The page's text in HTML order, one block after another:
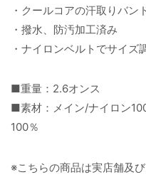
・クールコアの汗取りバン
・撥水、防汚加工済み
・ナイロンベルトでサイズ
■重量：2.6オンス
■素材：メイン/ナイロン
100％
※こちらの商品は実店舗及